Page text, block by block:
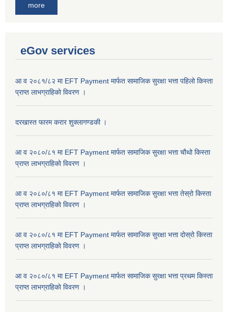
more
eGov services
आ व २०८१/८२ मा EFT Payment मार्फत सामाजिक सुरक्षा भत्ता पहिलो किस्ता
प्राप्त लाभग्राहिकाे विवरण ।
दरखास्त फारम करार शुक्लागण्डकी ।
आ व २०८०/८१ मा EFT Payment मार्फत सामाजिक सुरक्षा भत्ता चौथो किस्ता
प्राप्त लाभग्राहिकाे विवरण ।
आ व २०८०/८१ मा EFT Payment मार्फत सामाजिक सुरक्षा भत्ता तेस्रो किस्ता
प्राप्त लाभग्राहिकाे विवरण ।
आ व २०८०/८१ मा EFT Payment मार्फत सामाजिक सुरक्षा भत्ता दोस्रो किस्ता
प्राप्त लाभग्राहिकाे विवरण ।
आ व २०८०/८१ मा EFT Payment मार्फत सामाजिक सुरक्षा भत्ता प्रथम किस्ता
प्राप्त लाभग्राहिकाे विवरण ।